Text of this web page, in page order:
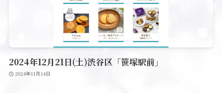
2024年12月21日(土)渋谷区「笹塚駅前」
2024年11月14日